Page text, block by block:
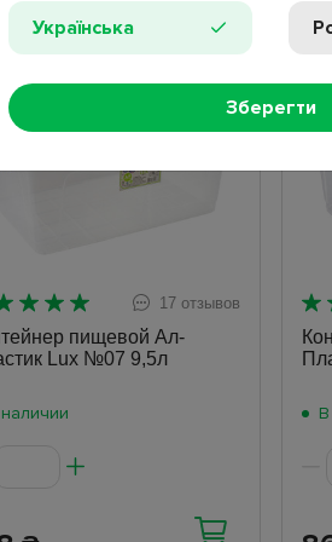
17 отзывов
пищевой Ал-
Lux №07 9,5л
Українська
Зберегти